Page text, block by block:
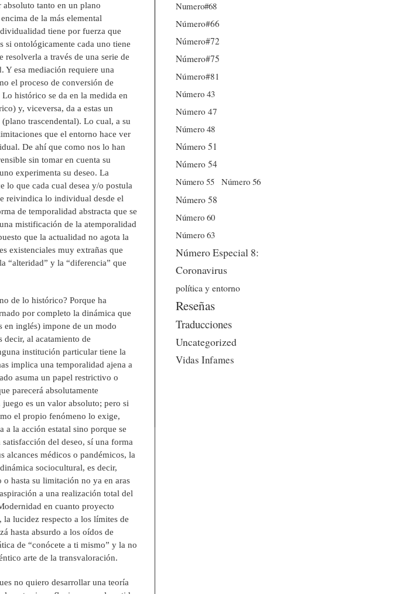
tanto en un plano
de la más elemental
tiene por fuerza que
si ontológicamente cada uno tiene
resolverla a través de una serie de
Y esa mediación requiere una
el proceso de conversión de
histórico se da en la medida en
y, viceversa, da a estas un
trascendental). Lo cual, a su
que el entorno hace ver
De ahí que como nos lo han
sin tomar en cuenta su
experimenta su deseo. La
lo que cada cual desea y/o postula
reivindica lo individual desde el
de temporalidad abstracta que se
mistificación de la atemporalidad
que la actualidad no agota la
existenciales muy extrañas que
“alteridad” y la “diferencia” que
de lo histórico? Porque ha
por completo la dinámica que
en inglés) impone de un modo
al acatamiento de
institución particular tiene la
implica una temporalidad ajena a
asuma un papel restrictivo o
parecerá absolutamente
es un valor absoluto; pero si
el propio fenómeno lo exige,
a la acción estatal sino porque se
del deseo, sí una forma
alcances médicos o pandémicos, la
sociocultural, es decir,
hasta su limitación no ya en aras
a una realización total del
en cuanto proyecto
lucidez respecto a los límites de
hasta absurdo a los oídos de
de “conócete a ti mismo” y la no
arte de la transvaloración.
no quiero desarrollar una teoría
Numero#68
Número#66
Número#72
Número#75
Número#81
Número 43
Número 47
Número 48
Número 51
Número 54
Número 55
Número 56
Número 58
Número 60
Número 63
Número Especial 8:
Coronavirus
política y entorno
Reseñas
Traducciones
Uncategorized
Vidas Infames